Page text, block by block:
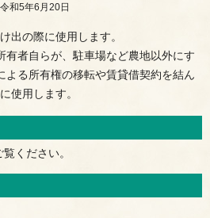
和5年6月20日
出の際に使用します。
有者自らが、駐車場など農地以外にす
よる所有権の移転や賃貸借契約を結ん
使用します。
ください。